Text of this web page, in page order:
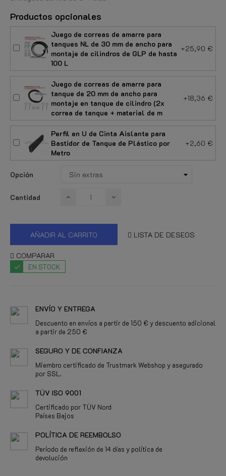
Productos opcionales
Juego de correas de amarre para
tanques NL de 30 mm de ancho para
montaje de cilindros de GLP de hasta
100 L
+25,90 €
Juego de correas de amarre para
tanque de 20 mm de ancho para
montaje en tanque de cilindro (2x
correa de tanque + material de m
+18,36 €
Perfil en U de Cinta Aislante para
Bastidor de Tanque de Plástico por
Metro
+2,60 €
Opción
Cantidad
AÑADIR AL CARRITO LISTA DE DESEOS
COMPARAR
EN STOCK
ENVÍO Y ENTREGA
Descuento en envíos a partir de 150 € y descuento adicional
a partir de 250 €
SEGURO Y DE CONFIANZA
Miembro certificado de Trustmark Webshop y asegurado
por SSL.
TÜV ISO 9001
Certificado por TÜV Nord
Países Bajos
POLÍTICA DE REEMBOLSO
Período de reflexión de 14 días y política de
devolución